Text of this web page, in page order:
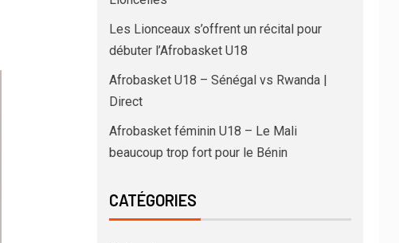
Les Lionceaux s’offrent un récital pour
débuter l’Afrobasket U18
Afrobasket U18 – Sénégal vs Rwanda |
Direct
Afrobasket féminin U18 – Le Mali
beaucoup trop fort pour le Bénin
CATÉGORIES